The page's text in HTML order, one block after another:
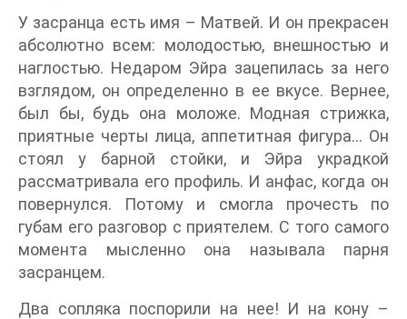
У засранца есть имя – Матвей. И он прекрасен
абсолютно всем: молодостью, внешностью и
наглостью. Недаром Эйра зацепилась за него
взглядом, он определенно в ее вкусе. Вернее,
был бы, будь она моложе. Модная стрижка,
приятные черты лица, аппетитная фигура… Он
стоял у барной стойки, и Эйра украдкой
рассматривала его профиль. И анфас, когда он
повернулся. Потому и смогла прочесть по
губам его разговор с приятелем. С того самого
момента мысленно она называла парня
засранцем.
Два сопляка поспорили на нее! И на кону –